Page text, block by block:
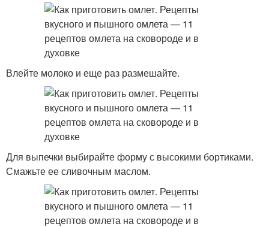
Влейте молоко и еще раз размешайте.
Для выпечки выбирайте форму с высокими бортиками.
Смажьте ее сливочным маслом.